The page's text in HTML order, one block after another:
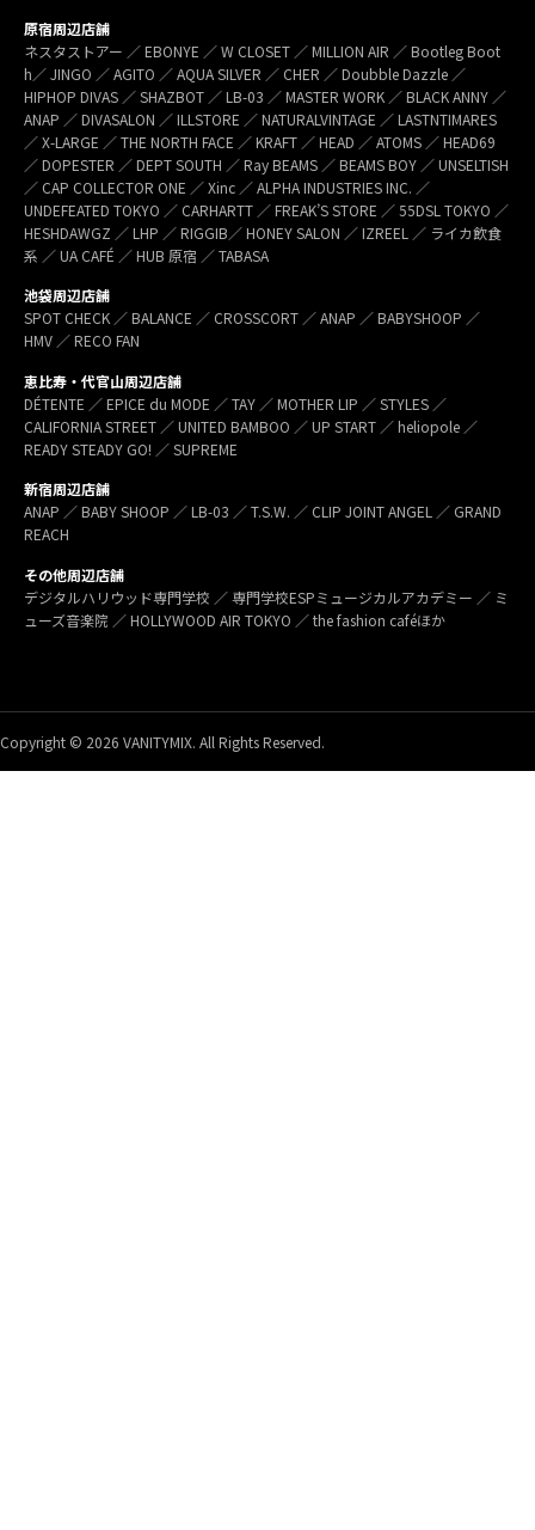
原宿周辺店舗
ネスタストアー ／ EBONYE ／ W CLOSET ／ MILLION AIR ／ Bootleg Boot
h／ JINGO ／ AGITO ／ AQUA SILVER ／ CHER ／ Doubble Dazzle ／
HIPHOP DIVAS ／ SHAZBOT ／ LB-03 ／ MASTER WORK ／ BLACK ANNY ／
ANAP ／ DIVASALON ／ ILLSTORE ／ NATURALVINTAGE ／ LASTNTIMARES
／ X-LARGE ／ THE NORTH FACE ／ KRAFT ／ HEAD ／ ATOMS ／ HEAD69
／ DOPESTER ／ DEPT SOUTH ／ Ray BEAMS ／ BEAMS BOY ／ UNSELTISH
／ CAP COLLECTOR ONE ／ Xinc ／ ALPHA INDUSTRIES INC. ／
UNDEFEATED TOKYO ／ CARHARTT ／ FREAK’S STORE ／ 55DSL TOKYO ／
HESHDAWGZ ／ LHP ／ RIGGIB／ HONEY SALON ／ IZREEL ／ ライカ飲食
系 ／ UA CAFÉ ／ HUB 原宿 ／ TABASA
池袋周辺店舗
SPOT CHECK ／ BALANCE ／ CROSSCORT ／ ANAP ／ BABYSHOOP ／
HMV ／ RECO FAN
恵比寿・代官山周辺店舗
DÉTENTE ／ EPICE du MODE ／ TAY ／ MOTHER LIP ／ STYLES ／
CALIFORNIA STREET ／ UNITED BAMBOO ／ UP START ／ heliopole ／
READY STEADY GO! ／ SUPREME
新宿周辺店舗
ANAP ／ BABY SHOOP ／ LB-03 ／ T.S.W. ／ CLIP JOINT ANGEL ／ GRAND
REACH
その他周辺店舗
デジタルハリウッド専門学校 ／ 専門学校ESPミュージカルアカデミー ／ ミ
ューズ音楽院 ／ HOLLYWOOD AIR TOKYO ／ the fashion caféほか
Copyright © 2026 VANITYMIX. All Rights Reserved.